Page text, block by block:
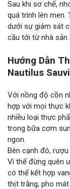
Sau khi sơ chế,
quá trình lên men.
dưới sự giám sát
cầu tới từ nhà sản
Hướng Dẫn
Nautilus
Với nồng độ cồn
hợp với mọi thực
nhiều loại thực
trong bữa cơm
ngon.
Bên cạnh đó,
Vì thế đừng quên
có thể kết hợp
thịt trắng, pho